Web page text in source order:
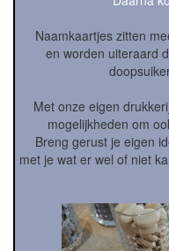
Naamkaartjes zitten
en worden uiteraard
Met onze eigen
mogelijkheden om
Breng gerust je eigen
met je wat er wel of niet